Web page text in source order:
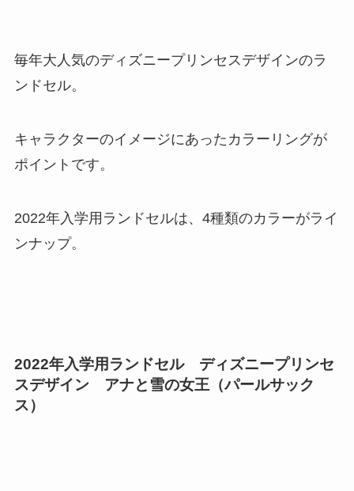
毎年大人気のディズニープリンセスデザインのラ
ンドセル。
キャラクターのイメージにあったカラーリングが
ポイントです。
2022年入学用ランドセルは、4種類のカラーがライ
ンナップ。
2022年入学用ランドセル ディズニープリンセ
スデザイン アナと雪の女王（パールサック
ス）